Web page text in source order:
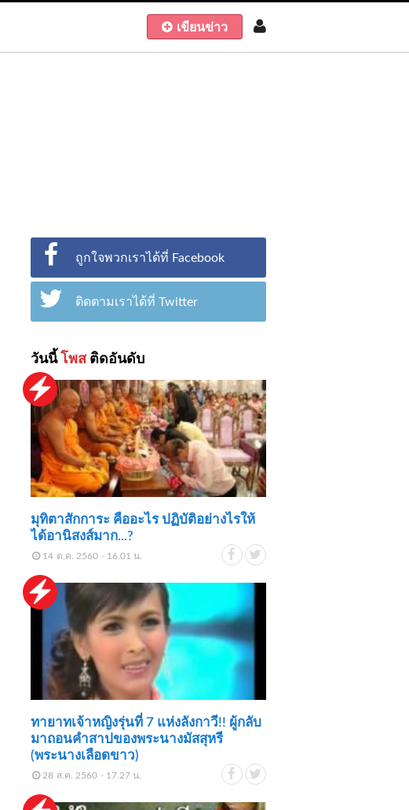
เขียนข่าว
ถูกใจพวกเราได้ที่ Facebook
ติดตามเราได้ที่ Twitter
วันนี้ โพสติดอันดับ
มุทิตาสักการะ คืออะไร ปฏิบัติอย่างไรให้
ได้อานิสงส์มาก...?
14 ต.ค. 2560 - 16.01 น.
ทายาทเจ้าหญิงรุ่นที่ 7 แห่งลังกาวี!! ผู้กลับ
มาถอนคำสาปของพระนางมัสสุหรี
(พระนางเลือดขาว)
28 ส.ค. 2560 - 17.27 น.